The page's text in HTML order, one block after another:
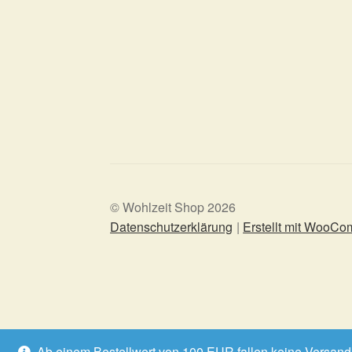
© Wohlzeit Shop 2026
Datenschutzerklärung
Erstellt mit